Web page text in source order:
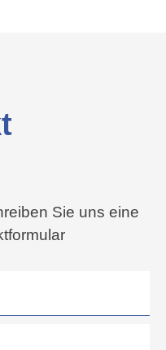
Sie uns eine